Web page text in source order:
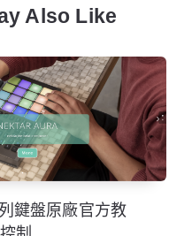
Also Like
鍵盤原廠官方教